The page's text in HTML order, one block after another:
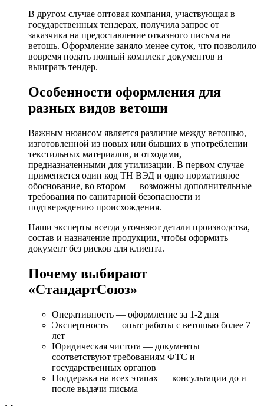
В другом случае оптовая компания, участвующая в
государственных тендерах, получила запрос от
заказчика на предоставление отказного письма на
ветошь. Оформление заняло менее суток, что позволило
вовремя подать полный комплект документов и
выиграть тендер.
Особенности оформления для
разных видов ветоши
Важным нюансом является различие между ветошью,
изготовленной из новых или бывших в употреблении
текстильных материалов, и отходами,
предназначенными для утилизации. В первом случае
применяется один код ТН ВЭД и одно нормативное
обоснование, во втором — возможны дополнительные
требования по санитарной безопасности и
подтверждению происхождения.
Наши эксперты всегда уточняют детали производства,
состав и назначение продукции, чтобы оформить
документ без рисков для клиента.
Почему выбирают
«СтандартСоюз»
Оперативность — оформление за 1-2 дня
Экспертность — опыт работы с ветошью более 7
лет
Юридическая чистота — документы
соответствуют требованиям ФТС и
государственных органов
Поддержка на всех этапах — консультации до и
после выдачи письма